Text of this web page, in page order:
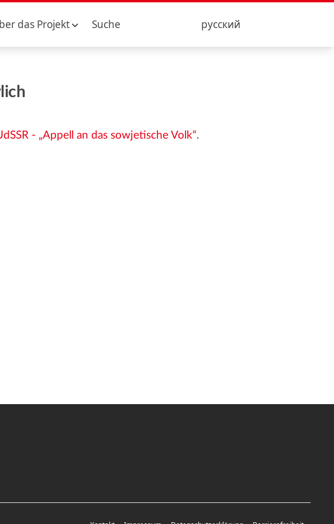
das Projekt Suche русский
- „Appell an das sowjetische Volk“.